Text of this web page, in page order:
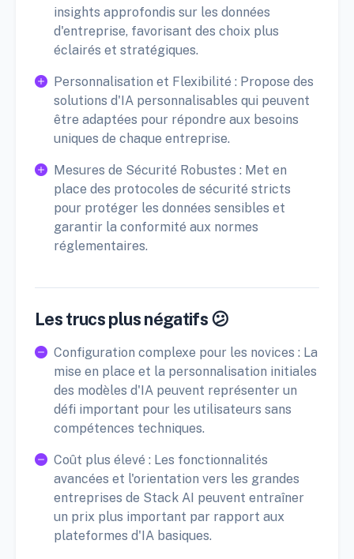
insights approfondis sur les données
d'entreprise, favorisant des choix plus
éclairés et stratégiques.
Personnalisation et Flexibilité : Propose des
solutions d'IA personnalisables qui peuvent
être adaptées pour répondre aux besoins
uniques de chaque entreprise.
Mesures de Sécurité Robustes : Met en
place des protocoles de sécurité stricts
pour protéger les données sensibles et
garantir la conformité aux normes
réglementaires.
Les trucs plus négatifs 😕
Configuration complexe pour les novices : La
mise en place et la personnalisation initiales
des modèles d'IA peuvent représenter un
défi important pour les utilisateurs sans
compétences techniques.
Coût plus élevé : Les fonctionnalités
avancées et l'orientation vers les grandes
entreprises de Stack AI peuvent entraîner
un prix plus important par rapport aux
plateformes d'IA basiques.